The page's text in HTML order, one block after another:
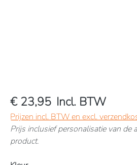
€ 23,95 Incl. BTW
Prijzen incl. BTW en excl.
Prijs inclusief personalisatie van de
product.